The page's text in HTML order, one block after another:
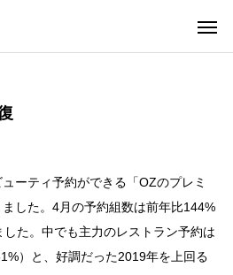
ーティ予約ができる「OZのプレミ
した。4月の予約組数は前年比144%
した。中でも主力のレストラン予約は
）と、好調だった2019年を上回る